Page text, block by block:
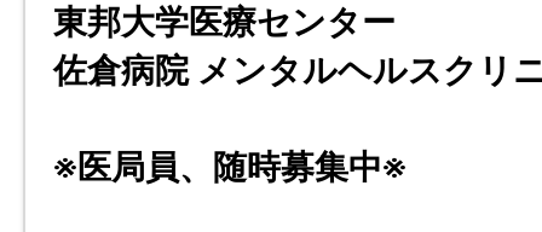
東邦大学医療センター
佐倉病院 メンタルヘルスクリ
※医局員、随時募集中※